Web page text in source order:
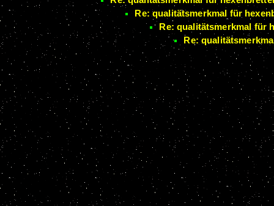
Re: qualitätsmerkmal für
Re: qualitätsmerkmal für
Re: